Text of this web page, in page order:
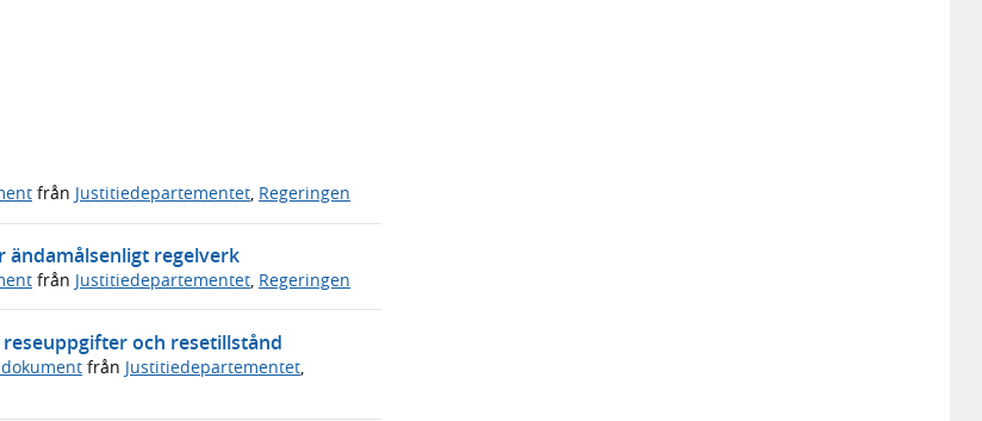
från Justitiedepartementet, Regeringen
ändamålsenligt regelverk
från Justitiedepartementet, Regeringen
och resetillstånd
från Justitiedepartementet